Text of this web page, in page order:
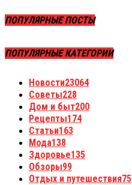
ПОПУЛЯРНЫЕ ПОСТЫ
ПОПУЛЯРНЫЕ КАТЕГОРИИ
Новости23064
Советы228
Дом и быт200
Рецепты174
Статьи163
Мода138
Здоровье135
Обзоры99
Отдых и путешествия75